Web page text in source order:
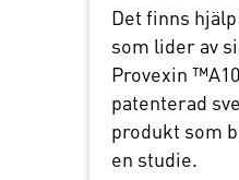
Det finns
som lider av
Provexin
patenterad
produkt som
en studie.